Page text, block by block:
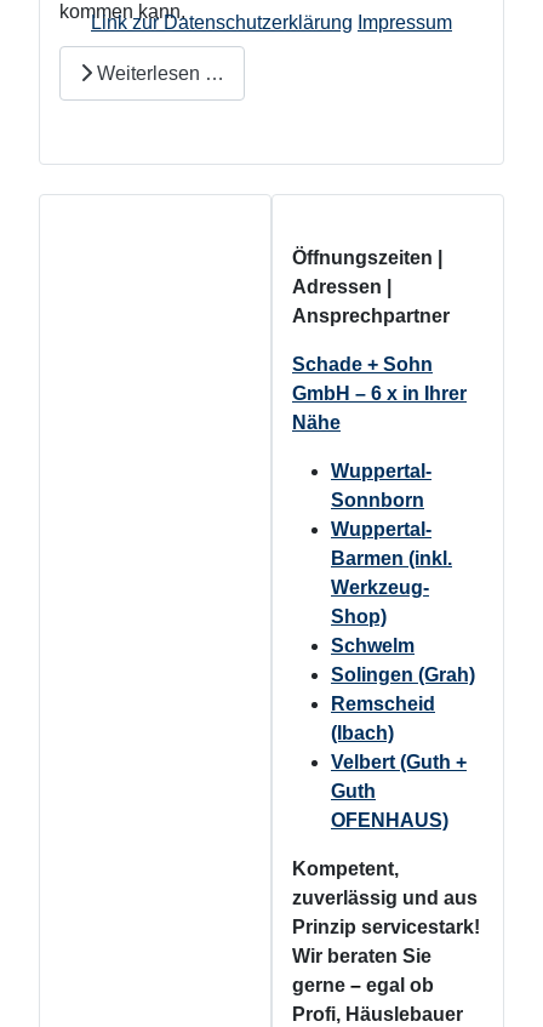
kommen kann.
Weiterlesen …
Öffnungszeiten |
Adressen |
Ansprechpartner
Schade + Sohn
GmbH – 6 x in Ihrer
Nähe
Wuppertal-
Sonnborn
Wuppertal-
Barmen (inkl.
Werkzeug-
Shop)
Schwelm
Solingen (Grah)
Remscheid
(Ibach)
Velbert (Guth +
Guth
OFENHAUS)
Kompetent,
zuverlässig und aus
Prinzip servicestark!
Wir beraten Sie
gerne – egal ob
Profi, Häuslebauer
Link zur Datenschutzerklärung Impressum